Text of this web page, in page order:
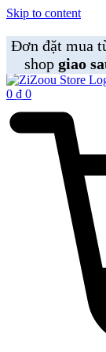
Skip to content
Đơn đặt mua
shop giao
0 ₫ 0